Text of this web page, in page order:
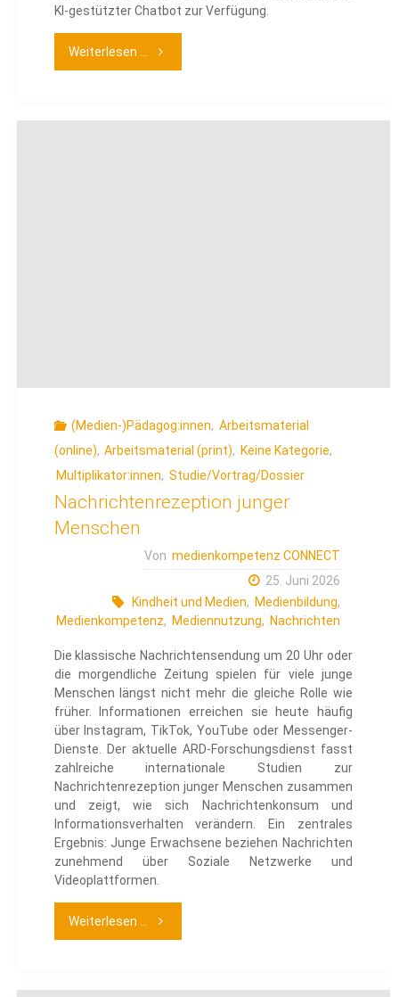
KI-gestützter Chatbot zur Verfügung.
Weiterlesen ... "Auxie
(Medien-)Pädagog:innen, Arbeitsmaterial
(online), Arbeitsmaterial (print), Keine Kategorie,
Multiplikator:innen, Studie/Vortrag/Dossier
Nachrichtenrezeption junger
Menschen
Von medienkompetenz CONNECT
25. Juni 2026
Kindheit und Medien, Medienbildung,
Medienkompetenz, Mediennutzung, Nachrichten
Die klassische Nachrichtensendung um 20 Uhr oder
die morgendliche Zeitung spielen für viele junge
Menschen längst nicht mehr die gleiche Rolle wie
früher. Informationen erreichen sie heute häufig
über Instagram, TikTok, YouTube oder Messenger-
Dienste. Der aktuelle ARD-Forschungsdienst fasst
zahlreiche internationale Studien zur
Nachrichtenrezeption junger Menschen zusammen
und zeigt, wie sich Nachrichtenkonsum und
Informationsverhalten verändern. Ein zentrales
Ergebnis: Junge Erwachsene beziehen Nachrichten
zunehmend über Soziale Netzwerke und
Videoplattformen.
Weiterlesen ... "Nachrichtenrezeption